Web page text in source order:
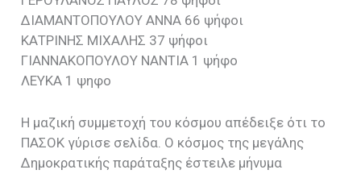
ΔΙΑΜΑΝΤΟΠΟΥΛΟΥ ΑΝΝΑ 66 ψήφοι
ΚΑΤΡΙΝΗΣ ΜΙΧΑΛΗΣ 37 ψήφοι
ΓΙΑΝΝΑΚΟΠΟΥΛΟΥ ΝΑΝΤΙΑ 1 ψήφο
ΛΕΥΚΑ 1 ψηφο
Η μαζική συμμετοχή του κόσμου απέδειξε ότι το
ΠΑΣΟΚ γύρισε σελίδα. Ο κόσμος της μεγάλης
Δημοκρατικής παράταξης έστειλε μήνυμα